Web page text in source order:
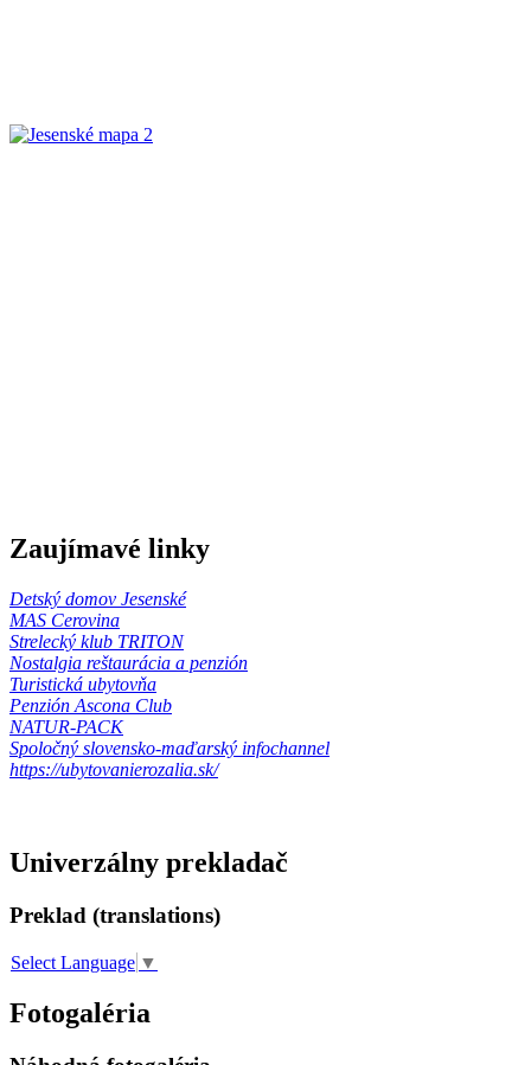
Zaujímavé linky
Detský domov Jesenské
MAS Cerovina
Strelecký klub TRITON
Nostalgia reštaurácia a penzión
Turistická ubytovňa
Penzión Ascona Club
NATUR-PACK
Spoločný slovensko-maďarský infochannel
https://ubytovanierozalia.sk/
Univerzálny prekladač
Preklad (translations)
Select Language ▼
Fotogaléria